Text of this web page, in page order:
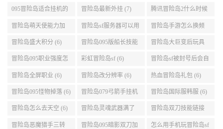
演示 (7)
095冒险岛适合挂机的
地图 (7)
冒险岛最新外挂 (7) 腾讯冒险岛2什么时候
公测 (7)
冒险岛萌天使能力加
点 (6)
冒险岛sf服务器可以用
自己电脑 (6)
冒险岛手游怎么换频
道 (6)
冒险岛盛大积分 (6) 冒险岛095版船长技能
介绍 (6)
冒险岛大巨变后玩具
城组队任务 (6)
冒险岛095职业强度怎
么选 (6)
彩虹冒险岛sf (6) 冒险岛sf被封号后会自
动关闭电脑 (6)
冒险岛全屏职业 (6) 冒险岛改分辨率 (6) 热血冒险岛礼包 (6)
冒险岛095怪物掉落 (6) 冒险岛079弓箭手挂机
升级的地方 (6)
冒险岛国际服韩服 (6)
冒险岛怎么去天空 (6) 冒险岛灵魂武器满了
(6)
冒险岛双刀技能链接
(5)
冒险岛恶魔猎手三转 冒险岛095暗影双刀加 怎么用手机玩冒险岛sf